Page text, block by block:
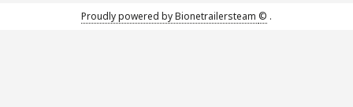
Proudly powered by Bionetrailersteam © .